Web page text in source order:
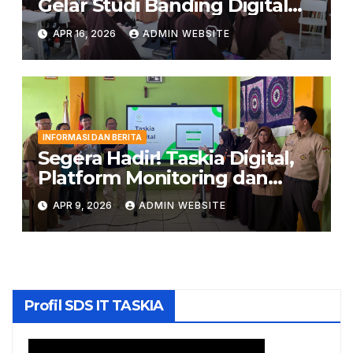
Gelar Studi Banding Digital
Classroom ke LPIT Thariq bin
Ziyad
APR 16, 2026 ADMIN WEBSITE
INFORMASI DAN BERITA
Segera Hadir! Taskia Digital,
Platform Monitoring dan
Penghubung Orang Tua
dengan Sekolah
APR 9, 2026 ADMIN WEBSITE
Profil SDS IT TASKIA